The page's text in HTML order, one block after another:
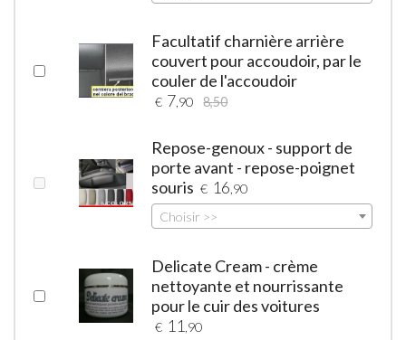
Facultatif charnière arrière
couvert pour accoudoir, par le
couler de l'accoudoir
€ 7 ,90 8,50
Repose-genoux - support de
porte avant - repose-poignet
souris € 16 ,90
Choisir >>
Delicate Cream - crème
nettoyante et nourrissante
pour le cuir des voitures
€ 11 ,90